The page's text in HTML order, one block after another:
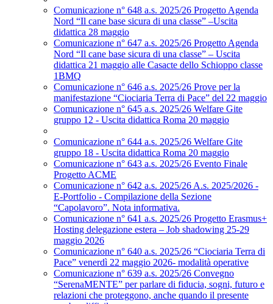
Comunicazione n° 648 a.s. 2025/26 Progetto Agenda
Nord “Il cane base sicura di una classe” –Uscita
didattica 28 maggio
Comunicazione n° 647 a.s. 2025/26 Progetto Agenda
Nord “Il cane base sicura di una classe” – Uscita
didattica 21 maggio alle Casacte dello Schioppo classe
1BMQ
Comunicazione n° 646 a.s. 2025/26 Prove per la
manifestazione “Ciociaria Terra di Pace” del 22 maggio
Comunicazione n° 645 a.s. 2025/26 Welfare Gite
gruppo 12 - Uscita didattica Roma 20 maggio
Comunicazione n° 644 a.s. 2025/26 Welfare Gite
gruppo 18 - Uscita didattica Roma 20 maggio
Comunicazione n° 643 a.s. 2025/26 Evento Finale
Progetto ACME
Comunicazione n° 642 a.s. 2025/26 A.s. 2025/2026 -
E-Portfolio - Compilazione della Sezione
“Capolavoro”. Nota informativa.
Comunicazione n° 641 a.s. 2025/26 Progetto Erasmus+
Hosting delegazione estera – Job shadowing 25-29
maggio 2026
Comunicazione n° 640 a.s. 2025/26 “Ciociaria Terra di
Pace” venerdì 22 maggio 2026- modalità operative
Comunicazione n° 639 a.s. 2025/26 Convegno
“SerenaMENTE” per parlare di fiducia, sogni, futuro e
relazioni che proteggono, anche quando il presente